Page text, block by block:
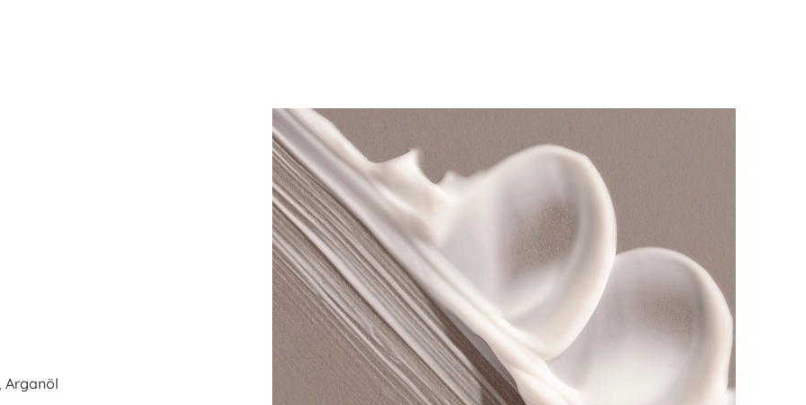
Arganöl